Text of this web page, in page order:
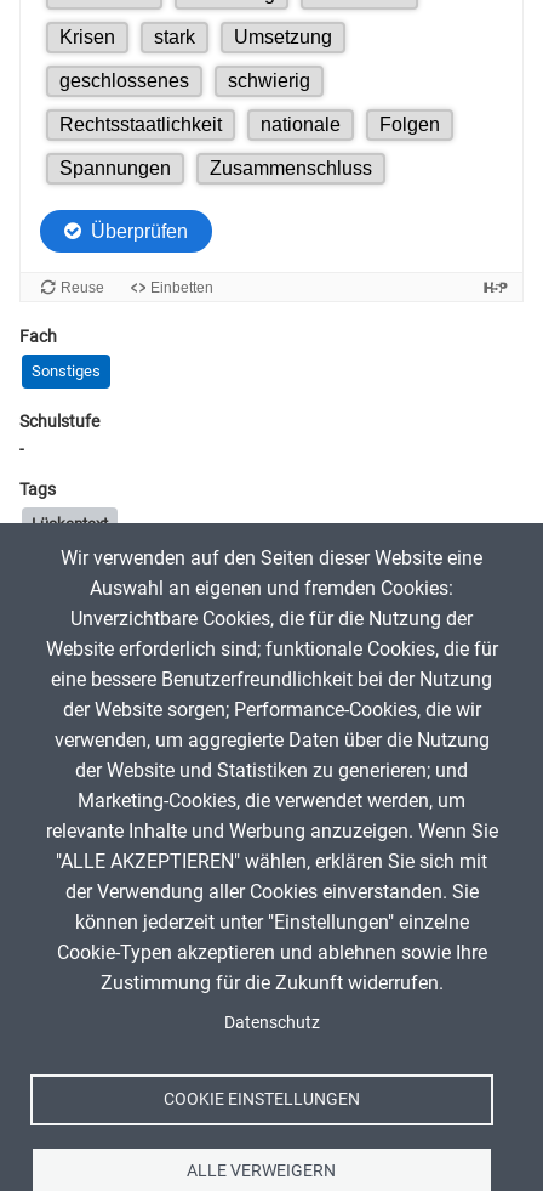
Fach
Sonstiges
Schulstufe
-
Tags
Lückentext
Diese App wurde mit Unterstützung Künstlicher Intelligenz (KI)
12. Februar 2026
App melden
ANZEIGE
Spenden
Impressum
Wir verwenden auf den Seiten dieser Website eine
Auswahl an eigenen und fremden Cookies:
Unverzichtbare Cookies, die für die Nutzung der
Website erforderlich sind; funktionale Cookies, die für
eine bessere Benutzerfreundlichkeit bei der Nutzung
der Website sorgen; Performance-Cookies, die wir
verwenden, um aggregierte Daten über die Nutzung
der Website und Statistiken zu generieren; und
Marketing-Cookies, die verwendet werden, um
relevante Inhalte und Werbung anzuzeigen. Wenn Sie
"ALLE AKZEPTIEREN" wählen, erklären Sie sich mit
der Verwendung aller Cookies einverstanden. Sie
können jederzeit unter "Einstellungen" einzelne
Cookie-Typen akzeptieren und ablehnen sowie Ihre
Zustimmung für die Zukunft widerrufen.
Datenschutz
COOKIE EINSTELLUNGEN
ALLE VERWEIGERN